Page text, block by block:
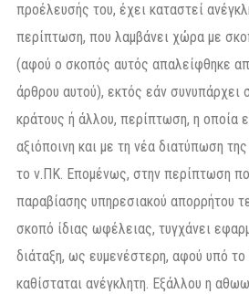
προέλευσής του, έχει καταστεί
περίπτωση, που λαμβάνει χώρα με
(αφού ο σκοπός αυτός απαλείφθηκε
άρθρου αυτού), εκτός εάν συνυπάρχει
κράτους ή άλλου, περίπτωση, η οποία
αξιόποινη και με τη νέα διατύπωση
το ν.ΠΚ. Επομένως, στην περίπτωση
παραβίασης υπηρεσιακού απορρήτου
σκοπό ίδιας ωφέλειας, τυγχάνει
διάταξη, ως ευμενέστερη, αφού υπό
καθίσταται ανέγκλητη. Εξάλλου η